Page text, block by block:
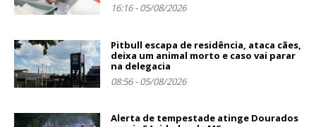
16:16 - 05/08/2026
Pitbull escapa de residência, ataca cães,
deixa um animal morto e caso vai parar
na delegacia
08:56 - 05/08/2026
Alerta de tempestade atinge Dourados